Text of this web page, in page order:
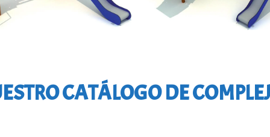
CATÁLOGO DE